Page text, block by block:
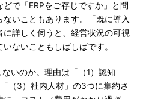
で「ERPをご存じですか」と問
いこともあります。「既に導入
詳しく伺うと、経営状況の可視
ないこともしばしばです。
いのか。理由は「（1）認知
（3）社内人材」の3つに集約さ